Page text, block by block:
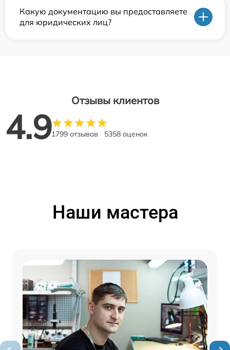
Какую документацию вы предоставляете
для юридических лиц?
Отзывы клиентов
4.91799 отзывов 5358 оценок
Наши мастера